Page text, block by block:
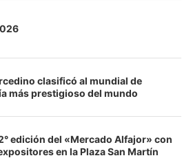
clasificó al mundial de
más prestigioso del mundo
edición del «Mercado Alfajor» con
en la Plaza San Martín